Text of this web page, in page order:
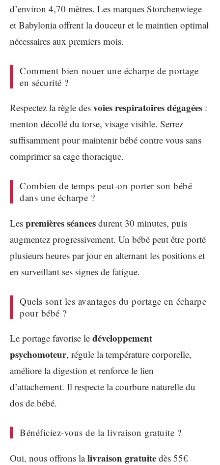
d’environ 4,70 mètres. Les marques Storchenwiege
et Babylonia offrent la douceur et le maintien optimal
nécessaires aux premiers mois.
Comment bien nouer une écharpe de portage
en sécurité ?
Respectez la règle des voies respiratoires dégagées :
menton décollé du torse, visage visible. Serrez
suffisamment pour maintenir bébé contre vous sans
comprimer sa cage thoracique.
Combien de temps peut-on porter son bébé
dans une écharpe ?
Les premières séances durent 30 minutes, puis
augmentez progressivement. Un bébé peut être porté
plusieurs heures par jour en alternant les positions et
en surveillant ses signes de fatigue.
Quels sont les avantages du portage en écharpe
pour bébé ?
Le portage favorise le développement
psychomoteur, régule la température corporelle,
améliore la digestion et renforce le lien
d’attachement. Il respecte la courbure naturelle du
dos de bébé.
Bénéficiez-vous de la livraison gratuite ?
Oui, nous offrons lalivraison gratuite dès 55€